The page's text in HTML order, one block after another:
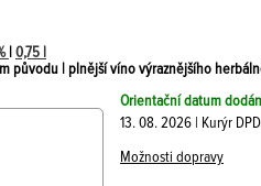
0,75 l
původu | plnější víno výraznějšího
Orientační datum
13. 08. 2026 | Kurýr DPD
Možnosti dopravy